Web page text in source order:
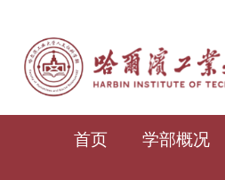
首页 学部概况